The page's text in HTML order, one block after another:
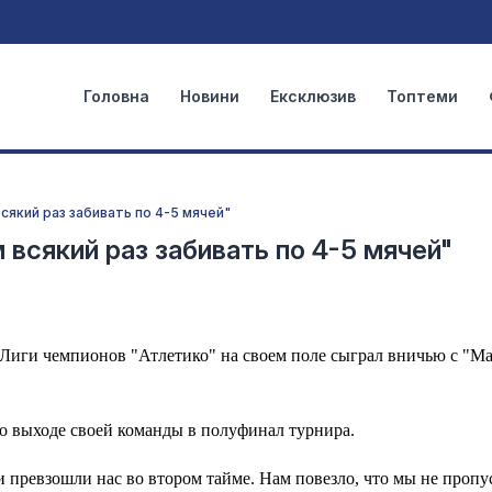
Головна Новини Ексклюзив Топтеми
раз забивать по 4-5 мячей"
раз забивать по 4-5 мячей"
чемпионов "Атлетико" на своем поле сыграл вничью с
выходе своей команды в полуфинал турнира.
нас во втором тайме. Нам повезло, что мы не